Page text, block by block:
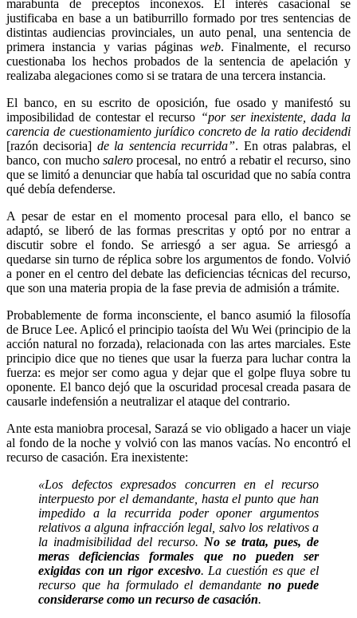
marabunta de preceptos inconexos. El interés casacional se
justificaba en base a un batiburrillo formado por tres sentencias de
distintas audiencias provinciales, un auto penal, una sentencia de
primera instancia y varias páginas web. Finalmente, el recurso
cuestionaba los hechos probados de la sentencia de apelación y
realizaba alegaciones como si se tratara de una tercera instancia.
El banco, en su escrito de oposición, fue osado y manifestó su
imposibilidad de contestar el recurso “por ser inexistente, dada la
carencia de cuestionamiento jurídico concreto de la ratio decidendi
[razón decisoria] de la sentencia recurrida”. En otras palabras, el
banco, con muchosalero procesal, no entró a rebatir el recurso, sino
que se limitó a denunciar que había tal oscuridad que no sabía contra
qué debía defenderse.
A pesar de estar en el momento procesal para ello, el banco se
adaptó, se liberó de las formas prescritas y optó por no entrar a
discutir sobre el fondo. Se arriesgó a ser agua. Se arriesgó a
quedarse sin turno de réplica sobre los argumentos de fondo. Volvió
a poner en el centro del debate las deficiencias técnicas del recurso,
que son una materia propia de la fase previa de admisión a trámite.
Probablemente de forma inconsciente, el banco asumió la filosofía
de Bruce Lee. Aplicó el principio taoísta del Wu Wei (principio de la
acción natural no forzada), relacionada con las artes marciales. Este
principio dice que no tienes que usar la fuerza para luchar contra la
fuerza: es mejor ser como agua y dejar que el golpe fluya sobre tu
oponente. El banco dejó que la oscuridad procesal creada pasara de
causarle indefensión a neutralizar el ataque del contrario.
Ante esta maniobra procesal, Sarazá se vio obligado a hacer un viaje
al fondo de la noche y volvió con las manos vacías. No encontró el
recurso de casación. Era inexistente:
«Los defectos expresados concurren en el recurso
interpuesto por el demandante, hasta el punto que han
impedido a la recurrida poder oponer argumentos
relativos a alguna infracción legal, salvo los relativos a
la inadmisibilidad del recurso. No se trata, pues, de
meras deficiencias formales que no pueden ser
exigidas con un rigor excesivo. La cuestión es que el
recurso que ha formulado el demandanteno puede
considerarse como un recurso de casación.